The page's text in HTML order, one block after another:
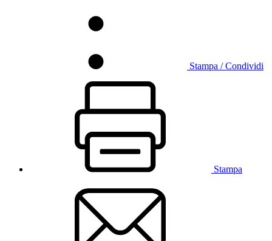
Stampa / Condividi
Stampa